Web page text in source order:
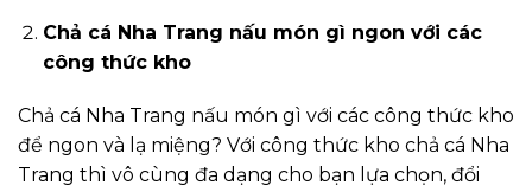
Chả cá Nha Trang nấu món gì ngon với các
công thức kho
Chả cá Nha Trang nấu món gì với các công thức kho
để ngon và lạ miệng? Với công thức kho chả cá Nha
Trang thì vô cùng đa dạng cho bạn lựa chọn, đổi